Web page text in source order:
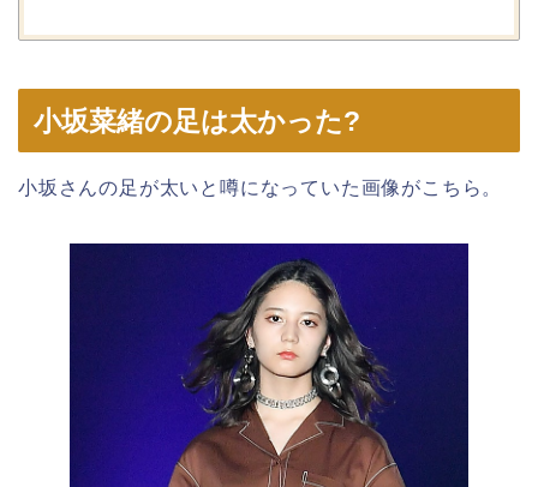
小坂菜緒の足は太かった?
小坂さんの足が太いと噂になっていた画像がこちら。